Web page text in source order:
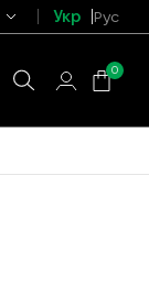
Укр Рус
0